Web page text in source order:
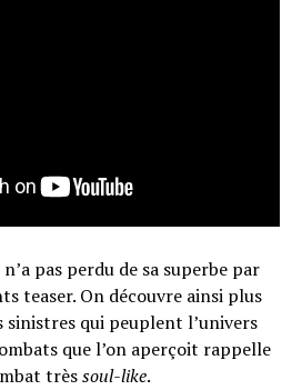
pas perdu de sa superbe par
teaser. On découvre ainsi plus
sinistres qui peuplent l’univers
que l’on aperçoit rappelle
trèssoul-like.